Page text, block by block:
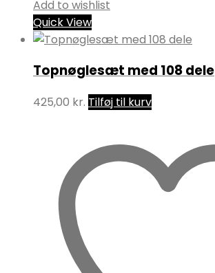
Add to wishlist
Quick View
Topnøglesæt med 108 dele
425,00 kr. Tilføj til kurv